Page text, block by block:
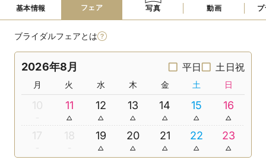
基本情報 フェア 写真 動画
ブライダルフェアとは
2026年8月 平日 土日祝
月 火 水 木 金 土 日
10 11 12 13 14 15 16
17 18 19 20 21 22 23